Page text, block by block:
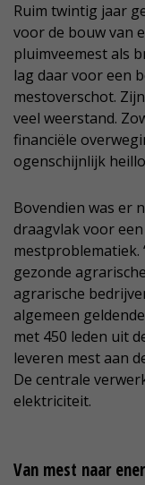
Ruim twintig jaar
voor de bouw van
pluimveemest als
lag daar voor een
mestoverschot.
veel weerstand.
financiële
ogenschijnlijk
Bovendien was er
draagvlak voor
mestproblematiek.
gezonde
agrarische
algemeen
met 450 leden uit
leveren mest aan
De centrale
elektriciteit.
Van mest naar